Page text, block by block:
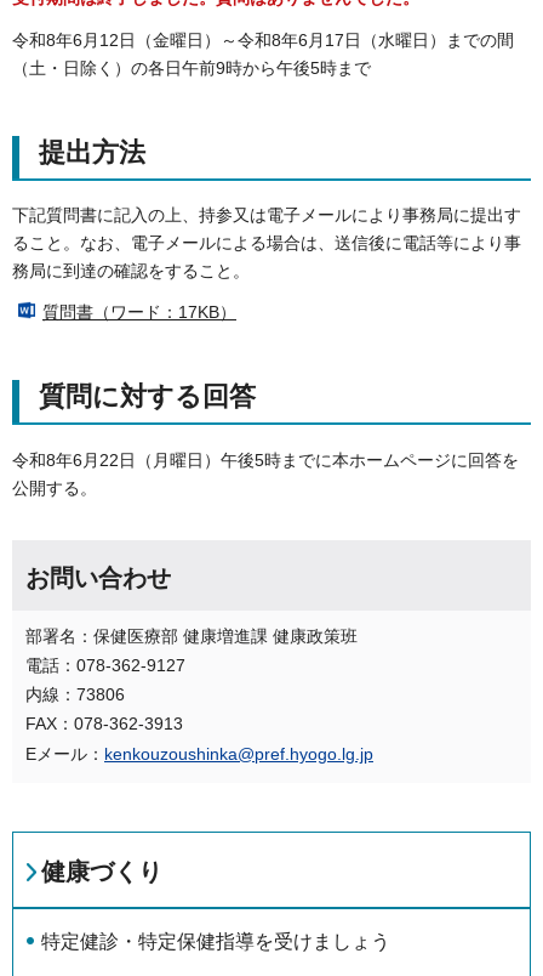
令和8年6月12日（金曜日）～令和8年6月17日（水曜日）までの間
（土・日除く）の各日午前9時から午後5時まで
提出方法
下記質問書に記入の上、持参又は電子メールにより事務局に提出す
ること。なお、電子メールによる場合は、送信後に電話等により事
務局に到達の確認をすること。
質問書（ワード：17KB）
質問に対する回答
令和8年6月22日（月曜日）午後5時までに本ホームページに回答を
公開する。
お問い合わせ
部署名：保健医療部 健康増進課 健康政策班
電話：078-362-9127
内線：73806
FAX：078-362-3913
Eメール： kenkouzoushinka@pref.hyogo.lg.jp
健康づくり
特定健診・特定保健指導を受けましょう